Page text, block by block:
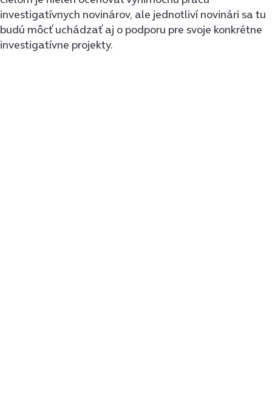
investigatívnych novinárov, ale jednotliví novinári sa tu
budú môcť uchádzať aj o podporu pre svoje konkrétne
investigatívne projekty.